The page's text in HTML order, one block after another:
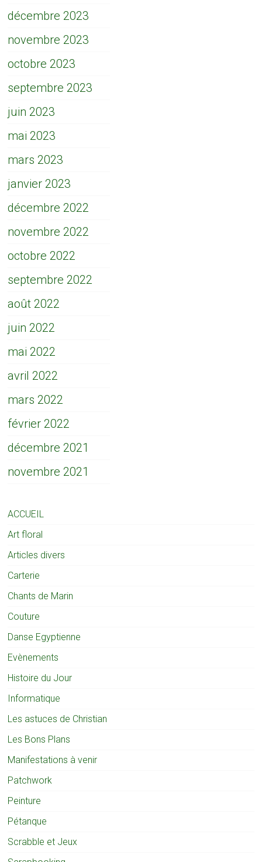
décembre 2023
novembre 2023
octobre 2023
septembre 2023
juin 2023
mai 2023
mars 2023
janvier 2023
décembre 2022
novembre 2022
octobre 2022
septembre 2022
août 2022
juin 2022
mai 2022
avril 2022
mars 2022
février 2022
décembre 2021
novembre 2021
ACCUEIL
Art floral
Articles divers
Carterie
Chants de Marin
Couture
Danse Egyptienne
Evènements
Histoire du Jour
Informatique
Les astuces de Christian
Les Bons Plans
Manifestations à venir
Patchwork
Peinture
Pétanque
Scrabble et Jeux